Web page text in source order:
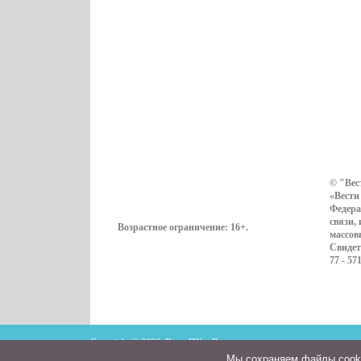
Возрастное ограничение: 16+.
©
связи,
77 -
Copyright © 2026. ВестиПК в Воронеже